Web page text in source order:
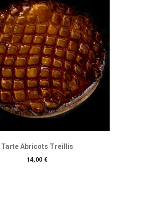
Tarte Abricots Treillis
Prix
14,00 €